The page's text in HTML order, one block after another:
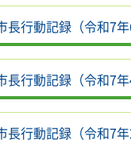
長行動記録（令和7年
長行動記録（令和7年
長行動記録（令和7年